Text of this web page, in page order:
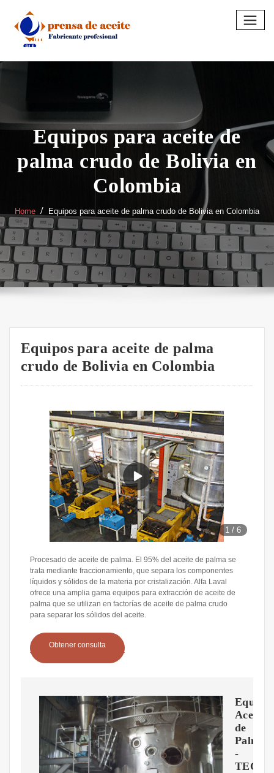
content
Equipos para aceite de
palma crudo de Bolivia en
Colombia
Home Equipos para aceite de palma crudo de Bolivia en Colombia
Equipos para aceite de palma
crudo de Bolivia en Colombia
1 /6
Procesado de aceite de palma. El 95% del aceite de palma se
trata mediante fraccionamiento, que separa los componentes
líquidos y sólidos de la materia por cristalización. Alfa Laval
ofrece una amplia gama equipos para extracción de aceite de
palma que se utilizan en factorías de aceite de palma crudo
para separar los sólidos del aceite.
Obtener consulta
Aceite
de
Palma
-